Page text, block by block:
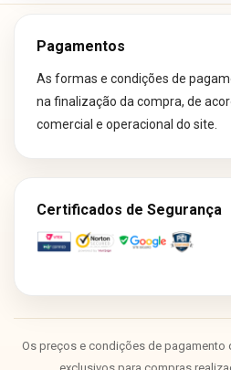
Pagamentos
As formas e condições de
na finalização da compra, de
comercial e operacional do site.
Certificados de Segurança
Os preços e condições de